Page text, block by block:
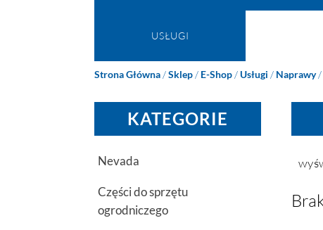
USŁUGI
Strona Główna /Sklep / E-Shop /Usługi / Naprawy/
KATEGORIE
Nevada
Części do sprzętu
ogrodniczego